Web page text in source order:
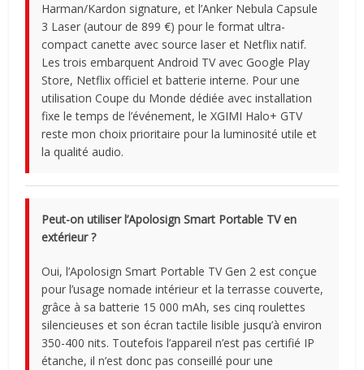
Harman/Kardon signature, et l’Anker Nebula Capsule
3 Laser (autour de 899 €) pour le format ultra-
compact canette avec source laser et Netflix natif.
Les trois embarquent Android TV avec Google Play
Store, Netflix officiel et batterie interne. Pour une
utilisation Coupe du Monde dédiée avec installation
fixe le temps de l’événement, le XGIMI Halo+ GTV
reste mon choix prioritaire pour la luminosité utile et
la qualité audio.
Peut-on utiliser l’Apolosign Smart Portable TV en
extérieur ?
Oui, l’Apolosign Smart Portable TV Gen 2 est conçue
pour l’usage nomade intérieur et la terrasse couverte,
grâce à sa batterie 15 000 mAh, ses cinq roulettes
silencieuses et son écran tactile lisible jusqu’à environ
350-400 nits. Toutefois l’appareil n’est pas certifié IP
étanche, il n’est donc pas conseillé pour une